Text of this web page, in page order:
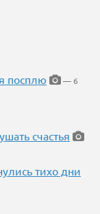
посплю
— 6
счастья
тихо дни